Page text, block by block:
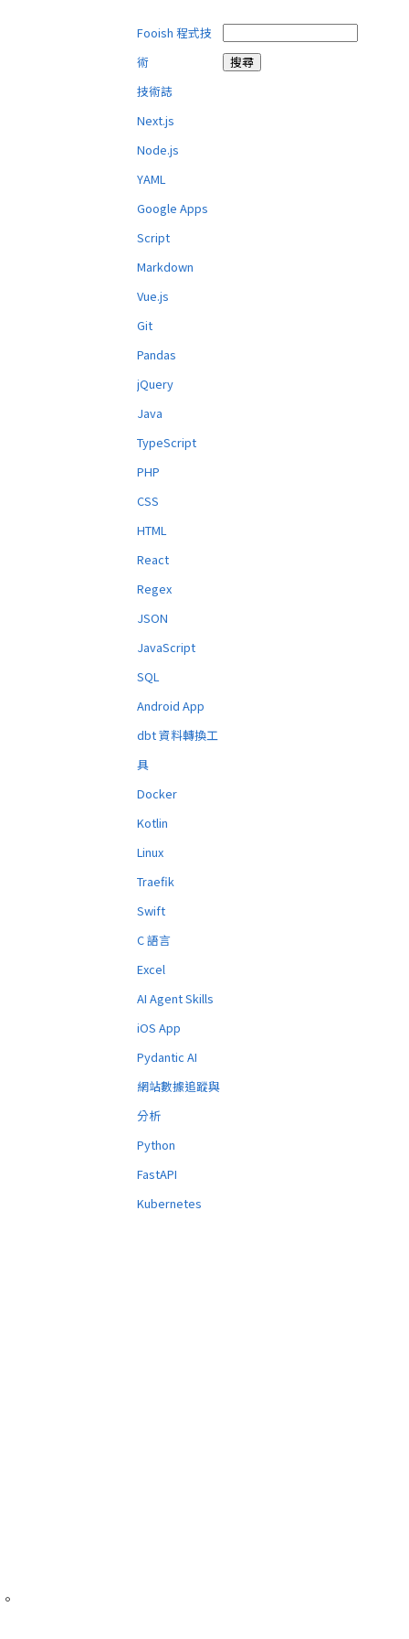
Fooish 程式技
術
技術誌
Next.js
Node.js
YAML
Google Apps
Script
Markdown
Vue.js
Git
Pandas
jQuery
Java
TypeScript
PHP
CSS
HTML
React
Regex
JSON
JavaScript
SQL
Android App
dbt 資料轉換工
具
Docker
Kotlin
Linux
Traefik
Swift
C 語言
Excel
AI Agent Skills
iOS App
Pydantic AI
網站數據追蹤與
分析
Python
FastAPI
Kubernetes